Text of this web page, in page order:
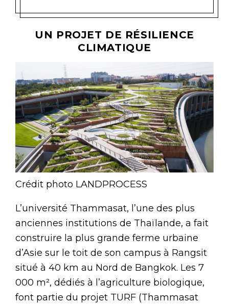
UN PROJET DE RÉSILIENCE
CLIMATIQUE
Crédit photo LANDPROCESS
L’université Thammasat, l’une des plus
anciennes institutions de Thaïlande, a fait
construire la plus grande ferme urbaine
d’Asie sur le toit de son campus à Rangsit
situé à 40 km au Nord de Bangkok. Les 7
000 m², dédiés à l’agriculture biologique,
font partie du projet TURF (Thammasat